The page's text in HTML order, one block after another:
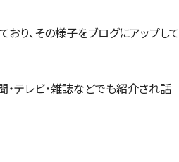
り、その様子をブログにアップして
テレビ・雑誌などでも紹介され話